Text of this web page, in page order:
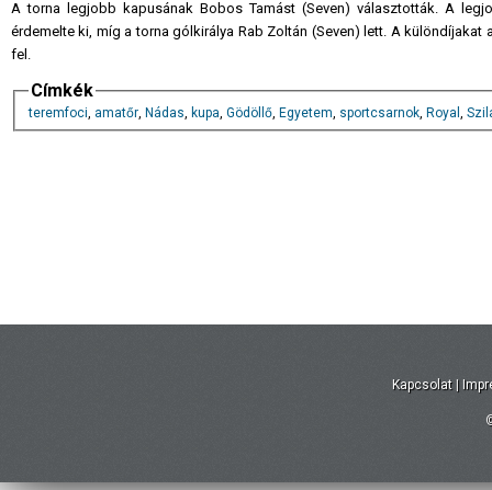
A torna legjobb kapusának Bobos Tamást (Seven) választották. A
érdemelte ki, míg a torna gólkirálya Rab Zoltán (Seven) lett. A különdíjakat
fel.
Címkék
teremfoci, amatőr, Nádas, kupa, Gödöllő, Egyetem, sportcsarnok, Royal ,
Kapcsolat |